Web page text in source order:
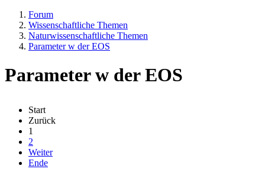
Forum
Wissenschaftliche Themen
Naturwissenschaftliche Themen
Parameter w der EOS
Parameter w der EOS
Start
Zurück
1
2
Weiter
Ende